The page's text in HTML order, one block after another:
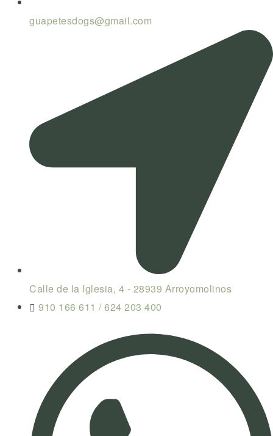
guapetesdogs@gmail.com
Calle de la Iglesia, 4 - 28939 Arroyomolinos
910 166 611 / 624 203 400